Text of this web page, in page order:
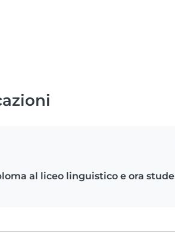
al liceo linguistico e ora